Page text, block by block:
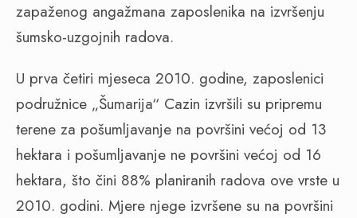
zapaženog angažmana zaposlenika na izvršenju
šumsko-uzgojnih radova.
U prva četiri mjeseca 2010. godine, zaposlenici
podružnice „Šumarija“ Cazin izvršili su pripremu
terene za pošumljavanje na površini većoj od 13
hektara i pošumljavanje ne površini većoj od 16
hektara, što čini 88% planiranih radova ove vrste u
2010. godini. Mjere njege izvršene su na površini